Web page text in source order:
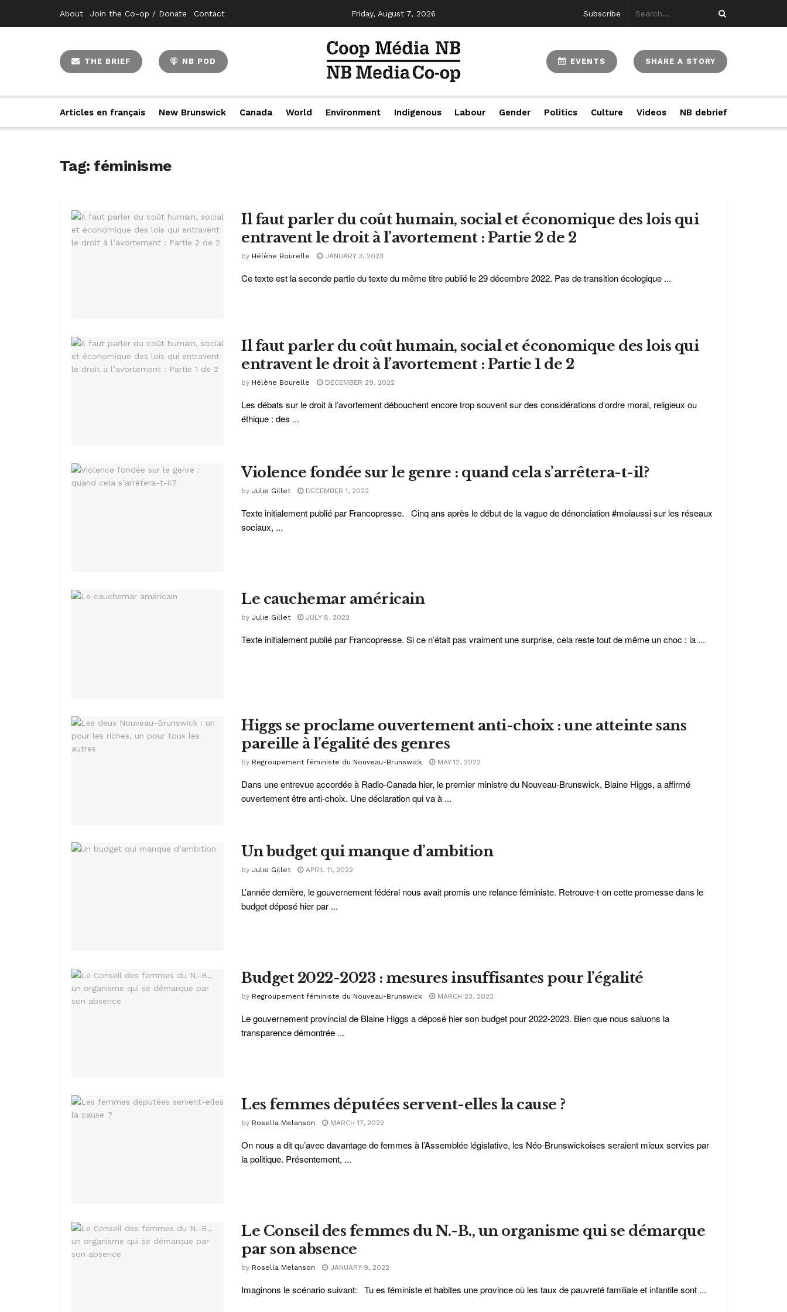
About Join the Co-op / Donate Contact Friday, August 7, 2026 Subscribe
THE BRIEF NB POD EVENTS SHARE A STORY
Articles en français New Brunswick Canada World Environment Indigenous Labour Gender Politics Culture Videos NB debrief
Tag: féminisme
Il faut parler du coût humain, social et économique des lois qui
entravent le droit à l’avortement : Partie 2 de 2
by Hélène Bourelle JANUARY 3, 2023
Ce texte est la seconde partie du texte du même titre publié le 29 décembre 2022. Pas de transition écologique ...
Il faut parler du coût humain, social et économique des lois qui
entravent le droit à l’avortement : Partie 1 de 2
by Hélène Bourelle DECEMBER 29, 2022
Les débats sur le droit à l’avortement débouchent encore trop souvent sur des considérations d’ordre moral, religieux ou
éthique : des ...
Violence fondée sur le genre : quand cela s’arrêtera-t-il?
by Julie Gillet DECEMBER 1, 2022
Texte initialement publié par Francopresse. Cinq ans après le début de la vague de dénonciation #moiaussi sur les réseaux
sociaux, ...
Le cauchemar américain
by Julie Gillet JULY 8, 2022
Texte initialement publié par Francopresse. Si ce n’était pas vraiment une surprise, cela reste tout de même un choc : la ...
Higgs se proclame ouvertement anti-choix : une atteinte sans
pareille à l’égalité des genres
by Regroupement féministe du Nouveau-Brunswick MAY 12, 2022
Dans une entrevue accordée à Radio-Canada hier, le premier ministre du Nouveau-Brunswick, Blaine Higgs, a affirmé
ouvertement être anti-choix. Une déclaration qui va à ...
Un budget qui manque d’ambition
by Julie Gillet APRIL 11, 2022
L’année dernière, le gouvernement fédéral nous avait promis une relance féministe. Retrouve-t-on cette promesse dans le
budget déposé hier par ...
Budget 2022-2023 : mesures insuffisantes pour l’égalité
by Regroupement féministe du Nouveau-Brunswick MARCH 23, 2022
Le gouvernement provincial de Blaine Higgs a déposé hier son budget pour 2022-2023. Bien que nous saluons la
transparence démontrée ...
Les femmes députées servent-elles la cause ?
by Rosella Melanson MARCH 17, 2022
On nous a dit qu’avec davantage de femmes à l’Assemblée législative, les Néo-Brunswickoises seraient mieux servies par
la politique. Présentement, ...
Le Conseil des femmes du N.-B., un organisme qui se démarque
par son absence
by Rosella Melanson JANUARY 9, 2022
Imaginons le scénario suivant: Tu es féministe et habites une province où les taux de pauvreté familiale et infantile sont ...